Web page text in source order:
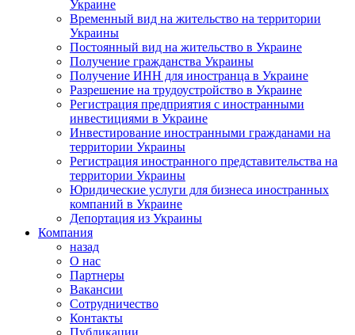
Украине
Временный вид на жительство на территории
Украины
Постоянный вид на жительство в Украине
Получение гражданства Украины
Получение ИНН для иностранца в Украине
Разрешение на трудоустройство в Украине
Регистрация предприятия с иностранными
инвестициями в Украине
Инвестирование иностранными гражданами на
территории Украины
Регистрация иностранного представительства на
территории Украины
Юридические услуги для бизнеса иностранных
компаний в Украине
Депортация из Украины
Компания
назад
О нас
Партнеры
Вакансии
Сотрудничество
Контакты
Публикации